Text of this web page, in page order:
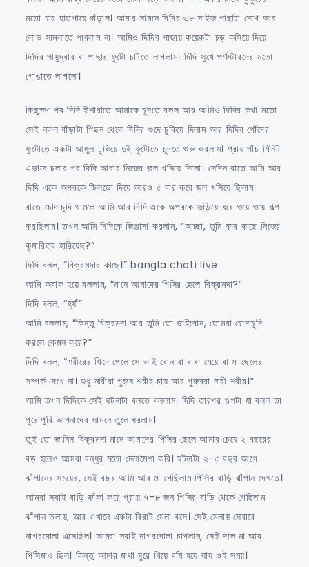
মতো চার হাতপায়ে দাঁড়াল। আমার সামনে দিদির ৩৮ সাইজ পাছাটা দেখে আর
লোভ সামলাতে পারলাম না। আমিও দিদির পাছায় কয়েকটা চড় কসিয়ে দিয়ে
দিদির পায়ুদ্বার বা পাছার ফুটো চাটতে লাগলাম। দিদি সুখে পর্ণস্টারদের মতো
গোঙাতে লাগলো।
কিছুক্ষণ পর দিদি ইশারাতে আমাকে চুদতে বলল আর আমিও দিদির কথা মতো
সেই নকল বাঁড়াটা পিছন থেকে দিদির গুদে ঢুকিয়ে দিলাম আর দিদির পোঁদের
ফুটোতে একটা আঙ্গুল ঢুকিয়ে দুই ফুটোতে চুদতে শুরু করলাম। প্রায় পাঁচ মিনিট
এভাবে চলার পর দিদি আবার নিজের জল খসিয়ে দিলো। সেদিন রাতে আমি আর
দিদি একে অপরকে ডিলডো দিয়ে আরও ৫ বার করে জল খসিয়ে ছিলাম।
রাতে চোদাচুদি থামলে আমি আর দিদি একে অপরকে জড়িয়ে ধরে শুয়ে শুয়ে গল্প
করছিলাম। তখন আমি দিদিকে জিঞ্জাসা করলাম, “আচ্ছা, তুমি কার কাছে নিজের
কুমারিত্ব হারিয়েছ?”
দিদি বলল, “বিক্রমদার কাছে।” bangla choti live
আমি অবাক হয়ে বললাম, “মানে আমাদের পিসির ছেলে বিক্রমদা?”
দিদি বলল, “হ্যাঁ”
আমি বললাম, “কিন্তু বিক্রমদা আর তুমি তো ভাইবোন, তোমরা চোদাচুদি
করলে কেমন করে?”
দিদি বলল, “শরীরের খিদে পেলে সে ভাই বোন বা বাবা মেয়ে বা মা ছেলের
সম্পর্ক দেখে না। শুধু নারীরা পুরুষ শরীর চায় আর পুরুষরা নারী শরীর।”
আমি তখন দিদিকে সেই ঘটনাটা বলতে বললাম। দিদি তারপর গল্পটা যা বলল তা
পুরোপুরি আপনাদের সামনে তুলে ধরলাম।
তুই তো জানিস বিক্রমদা মানে আমাদের পিসির ছেলে আমার চেয়ে ২ বছরের
বড় হলেও আমরা বন্ধুর মতো মেলামেশা করি। ঘটনাটা ২-৩ বছর আগে
ঝাঁপানের সময়ের, সেই বছর আমি আর মা গেছিলাম পিসির বাড়ি ঝাঁপান দেখতে।
আমরা সবাই বাড়ি ফাঁকা করে প্রায় ৭-৮ জন পিসির বাড়ি থেকে গেছিলাম
ঝাঁপান তলায়, আর ওখানে একটা বিরাট মেলা বসে। সেই মেলায় সেবারে
নাগরদোলা এসেছিল। আমরা সবাই নাগরদোলা চাপলাম, সেই দলে মা আর
পিসিমাও ছিল। কিন্তু আমার মাথা ঘুরে গিয়ে বমি হয়ে যায় ওই সময়।